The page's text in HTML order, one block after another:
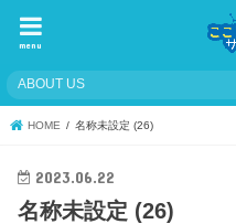
menu
ABOUT US
HOME 名称未設定 (26)
2023.06.22
名称未設定 (26)